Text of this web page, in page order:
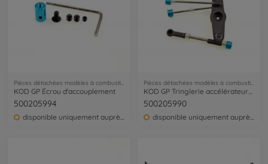
Pièces détachées modèles à combustion
KOD GP Écrou d'accouplement
500205994
Pièces détachées modèles à combustion
500205990